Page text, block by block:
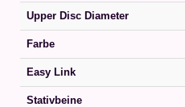
Upper Disc Diameter
Farbe
Easy Link
Stativbeine